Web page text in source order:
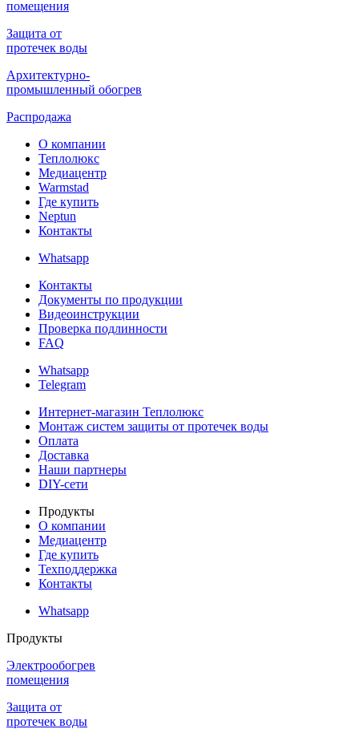
помещения
Защита от
протечек воды
Архитектурно-
промышленный обогрев
Распродажа
О компании
Теплолюкс
Медиацентр
Warmstad
Где купить
Neptun
Контакты
Whatsapp
Контакты
Документы по продукции
Видеоинструкции
Проверка подлинности
FAQ
Whatsapp
Telegram
Интернет-магазин Теплолюкс
Монтаж систем защиты от протечек воды
Оплата
Доставка
Наши партнеры
DIY-сети
Продукты
О компании
Медиацентр
Где купить
Техподдержка
Контакты
Whatsapp
Продукты
Электрообогрев
помещения
Защита от
протечек воды